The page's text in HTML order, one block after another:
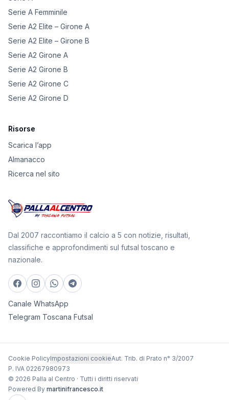
Serie A Femminile
Serie A2 Elite – Girone A
Serie A2 Elite – Girone B
Serie A2 Girone A
Serie A2 Girone B
Serie A2 Girone C
Serie A2 Girone D
Risorse
Scarica l’app
Almanacco
Ricerca nel sito
Dal 2007 raccontiamo il calcio a 5 con notizie, risultati,
classifiche e approfondimenti sul futsal toscano e
nazionale.
Canale WhatsApp
Telegram Toscana Futsal
Cookie PolicyImpostazioni cookieAut. Trib. di Prato n° 3/2007
P. IVA 02267980973
© 2026 Palla al Centro · Tutti i diritti riservati
Powered By martinifrancesco.it